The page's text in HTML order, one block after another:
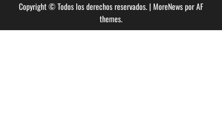
Copyright © Todos los derechos reservados. | MoreNewspor AF
themes.